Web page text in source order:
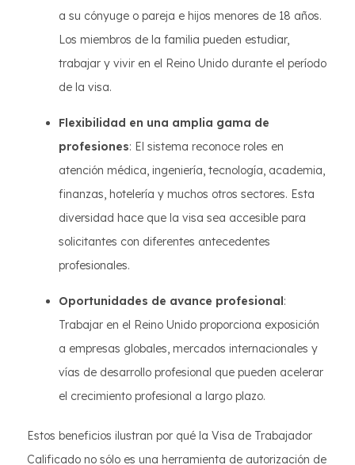
a su cónyuge o pareja e hijos menores de 18 años.
Los miembros de la familia pueden estudiar,
trabajar y vivir en el Reino Unido durante el período
de la visa.
Flexibilidad en una amplia gama de
profesiones: El sistema reconoce roles en
atención médica, ingeniería, tecnología, academia,
finanzas, hotelería y muchos otros sectores. Esta
diversidad hace que la visa sea accesible para
solicitantes con diferentes antecedentes
profesionales.
Oportunidades de avance profesional:
Trabajar en el Reino Unido proporciona exposición
a empresas globales, mercados internacionales y
vías de desarrollo profesional que pueden acelerar
el crecimiento profesional a largo plazo.
Estos beneficios ilustran por qué la Visa de Trabajador
Calificado no sólo es una herramienta de autorización de